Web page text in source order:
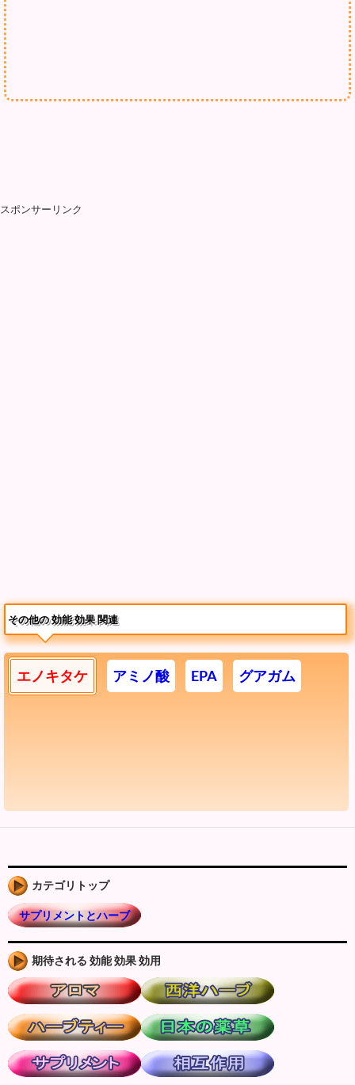
スポンサーリンク
その他の 効能 効果 関連
エノキタケ アミノ酸 EPA グアガム
カテゴリトップ
サプリメントとハーブ
期待される 効能 効果 効用